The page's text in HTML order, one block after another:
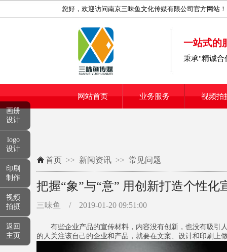
您好，欢迎访问南京三味鱼文化传媒有限公司官方网站！
一站式的
秉承"精诚合
网站首页 业务服务 视频拍
首页 >> 新闻资讯 >> 常见问题
把握“象”与“意” 用创新打造个性化
三味鱼 /2019-01-20 09:51:00
有些企业产品的宣传材料，内容没有创新，也没有吸引
的人关注该自己的企业和产品，就要在文案、设计和印刷上
画册
设计
logo
设计
印刷
制作
视频
拍摄
返回
主页